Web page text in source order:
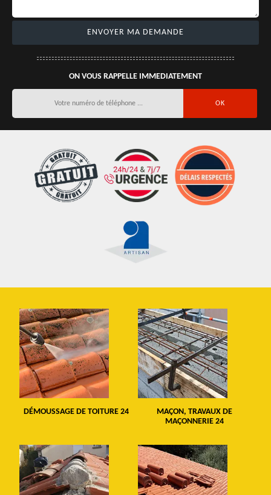
ON VOUS RAPPELLE IMMEDIATEMENT
DÉMOUSSAGE DE TOITURE 24
MAÇON, TRAVAUX DE
MAÇONNERIE 24